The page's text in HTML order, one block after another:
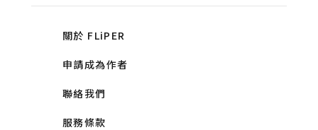
關於 FLiPER
申請成為作者
聯絡我們
服務條款